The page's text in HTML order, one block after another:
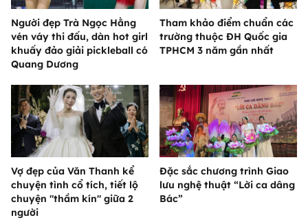
Người đẹp Trà Ngọc Hằng
vén váy thi đấu, dàn hot girl
khuấy đảo giải pickleball có
Quang Dương
Tham khảo điểm chuẩn các
trường thuộc ĐH Quốc gia
TPHCM 3 năm gần nhất
Vợ đẹp của Văn Thanh kể
chuyện tình cổ tích, tiết lộ
chuyện "thầm kín" giữa 2
người
Đặc sắc chương trình Giao
lưu nghệ thuật “Lời ca dâng
Bác”